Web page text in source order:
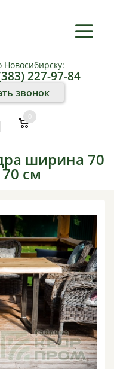
Новосибирску:
227-97-84
звонок
|
0
ширина 70
см